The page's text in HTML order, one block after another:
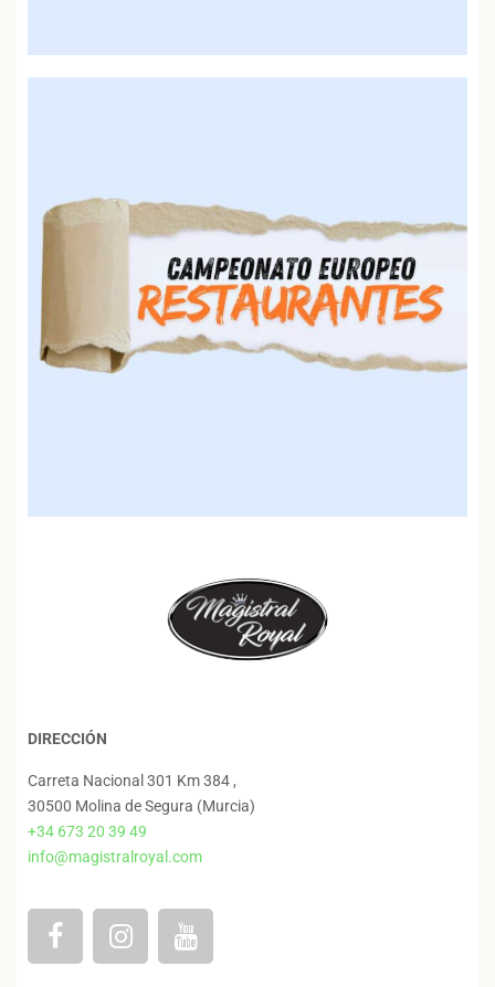
DIRECCIÓN
Carreta Nacional 301 Km 384 ,
30500 Molina de Segura (Murcia)
+34 673 20 39 49
info@magistralroyal.com